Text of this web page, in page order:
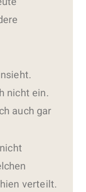
nicht ein.
auch gar
verteilt.